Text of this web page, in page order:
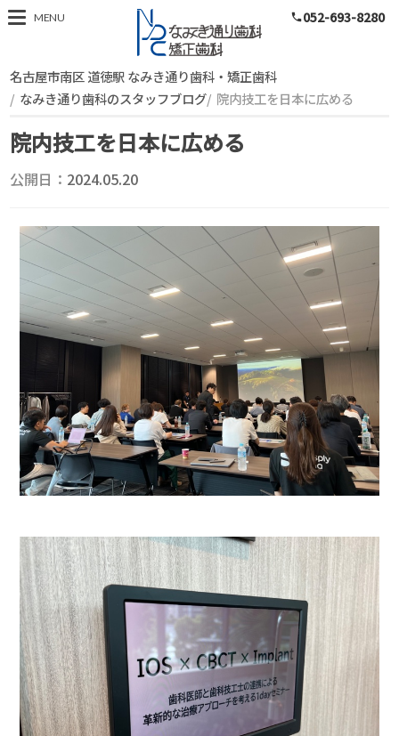
スタッフブログ
MENU phone052-693-8280
名古屋市南区 道徳駅 なみき通り歯科・矯正歯科
なみき通り歯科のスタッフブログ 院内技工を日本に広める
院内技工を日本に広める
公開日： 2024.05.20